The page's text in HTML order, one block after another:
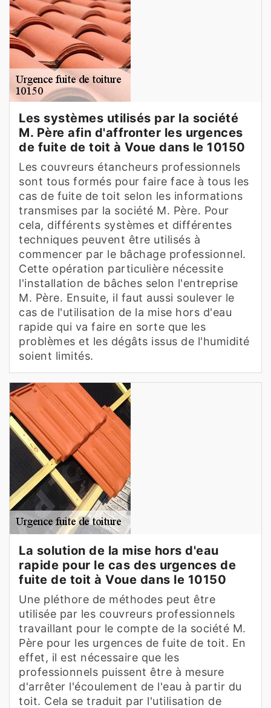
Les systèmes utilisés par la société
M. Père afin d'affronter les urgences
de fuite de toit à Voue dans le 10150
Les couvreurs étancheurs professionnels
sont tous formés pour faire face à tous les
cas de fuite de toit selon les informations
transmises par la société M. Père. Pour
cela, différents systèmes et différentes
techniques peuvent être utilisés à
commencer par le bâchage professionnel.
Cette opération particulière nécessite
l'installation de bâches selon l'entreprise
M. Père. Ensuite, il faut aussi soulever le
cas de l'utilisation de la mise hors d'eau
rapide qui va faire en sorte que les
problèmes et les dégâts issus de l'humidité
soient limités.
La solution de la mise hors d'eau
rapide pour le cas des urgences de
fuite de toit à Voue dans le 10150
Une pléthore de méthodes peut être
utilisée par les couvreurs professionnels
travaillant pour le compte de la société M.
Père pour les urgences de fuite de toit. En
effet, il est nécessaire que les
professionnels puissent être à mesure
d'arrêter l'écoulement de l'eau à partir du
toit. Cela se traduit par l'utilisation de